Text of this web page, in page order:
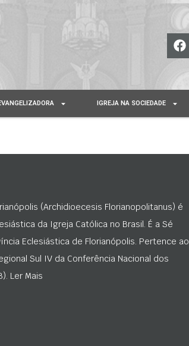
IGREJA NA SOCIEDADE
(Archidioecesis Florianopolitanus) é
da Igreja Católica no Brasil. É a Sé
Eclesiástica de Florianópolis. Pertence ao
Sul IV da Conferência Nacional dos
Ler Mais